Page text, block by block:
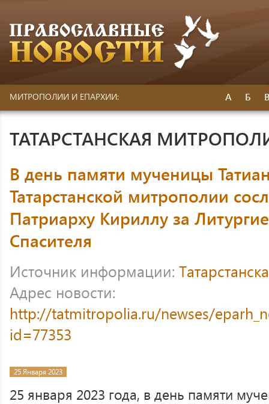
МИТРОПОЛИИ И ЕПАРХИИ: А Б
ТАТАРСТАНСКАЯ
В день памяти мученицы
Татарстанской митрополии
Патриарху Кириллу за
Спасителя
Источник информации:
Адрес новости:
http://tatmitropolia.ru/newses/
id=77353
25 Января 2023
25 января 2023 года, в день памяти